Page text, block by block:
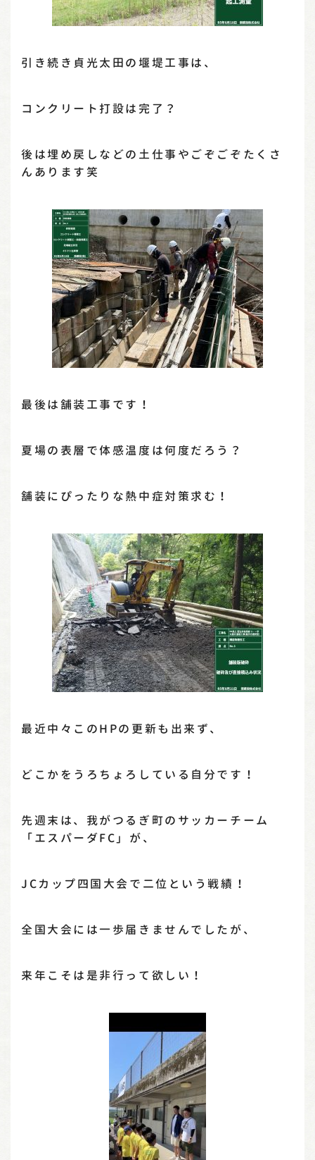
引き続き貞光太田の堰堤工事は、
コンクリート打設は完了？
後は埋め戻しなどの土仕事やごぞごぞたくさ
んあります笑
最後は舗装工事です！
夏場の表層で体感温度は何度だろう？
舗装にぴったりな熱中症対策求む！
最近中々このHPの更新も出来ず、
どこかをうろちょろしている自分です！
先週末は、我がつるぎ町のサッカーチーム
「エスパーダFC」が、
JCカップ四国大会で二位という戦績！
全国大会には一歩届きませんでしたが、
来年こそは是非行って欲しい！